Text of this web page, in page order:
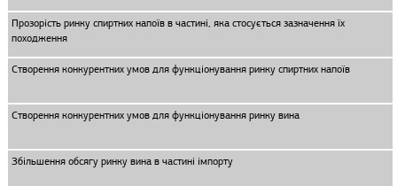
Прозорість ринку спиртних напоїв в частині, яка стосується зазначення їх
походження
Створення конкурентних умов для функціонування ринку спиртних напоїв
Створення конкурентних умов для функціонування ринку вина
Збільшення обсягу ринку вина в частині імпорту